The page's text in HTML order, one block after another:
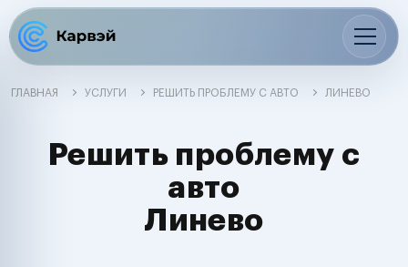
ГЛАВНАЯ УСЛУГИ РЕШИТЬ ПРОБЛЕМУ С АВТО ЛИНЕВО
Решить проблему с
авто
Линево